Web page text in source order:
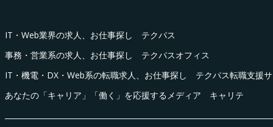
IT・Web業界の求人、お仕事探し テクパス
事務・営業系の求人、お仕事探し テクパスオフィス
IT・機電・DX・Web系の転職求人、お仕事探し テクパス転職支援
あなたの「キャリア」「働く」を応援するメディア キャリテ